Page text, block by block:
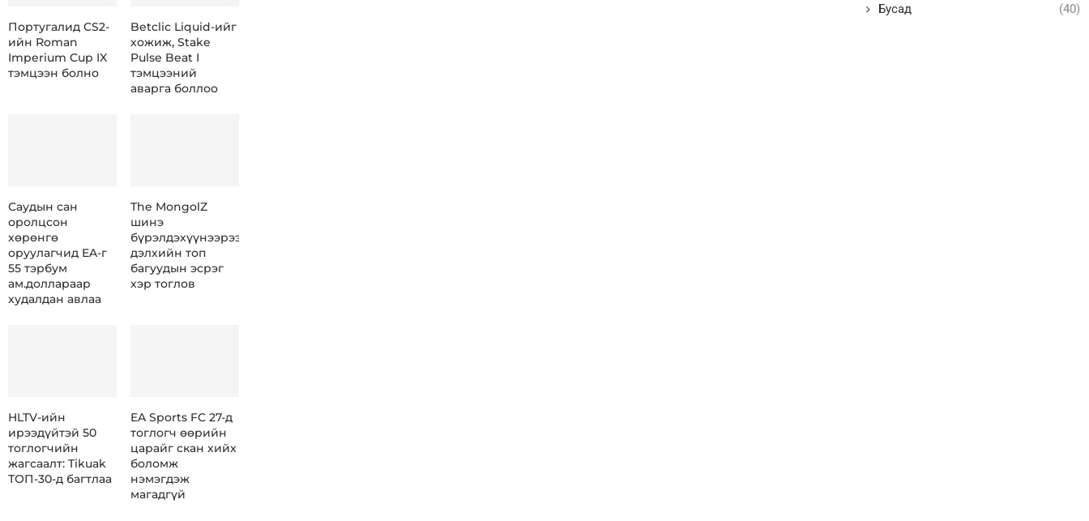
Бусад (40)
Португалид CS2-
ийн Roman
Imperium Cup IX
тэмцээн болно
Betclic Liquid-ийг
хожиж, Stake
Pulse Beat I
тэмцээний
аварга боллоо
Саудын сан
оролцсон
хөрөнгө
оруулагчид EA-г
55 тэрбум
ам.доллараар
худалдан авлаа
The MongolZ
шинэ
бүрэлдэхүүнээрээ
дэлхийн топ
багуудын эсрэг
хэр тоглов
HLTV-ийн
ирээдүйтэй 50
тоглогчийн
жагсаалт: Tikuak
ТОП-30-д багтлаа
EA Sports FC 27-д
тоглогч өөрийн
царайг скан хийх
боломж
нэмэгдэж
магадгүй